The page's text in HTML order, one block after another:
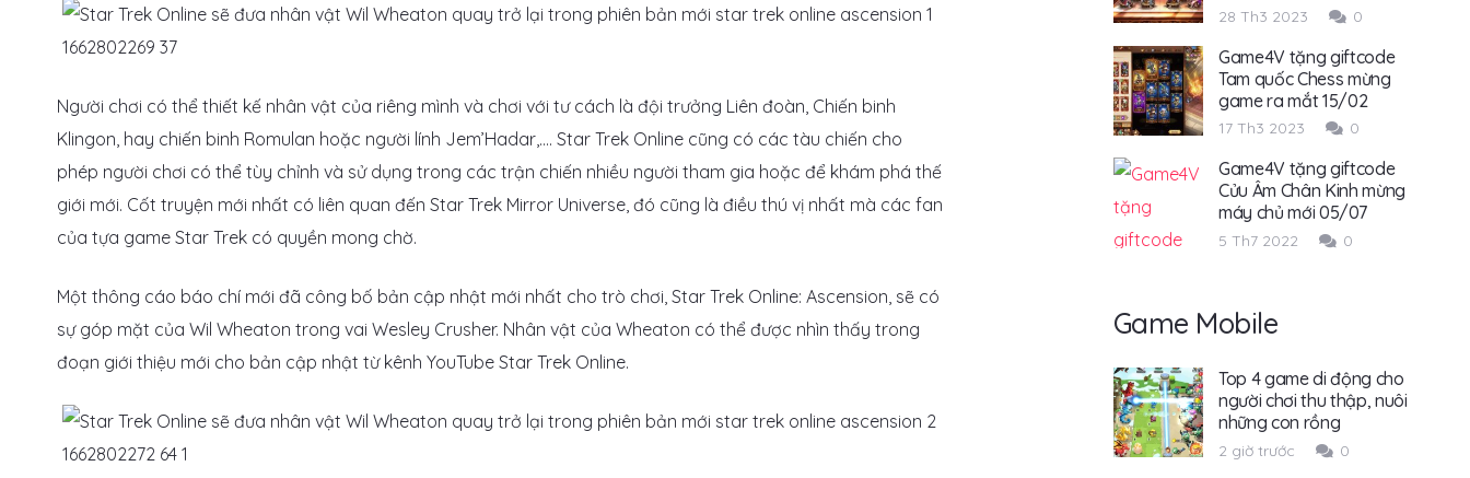
Người chơi có thể thiết kế nhân vật của riêng mình và chơi với tư cách là đội trưởng Liên đoàn, Chiến binh
Klingon, hay chiến binh Romulan hoặc người lính Jem’Hadar,…. Star Trek Online cũng có các tàu chiến cho
phép người chơi có thể tùy chỉnh và sử dụng trong các trận chiến nhiều người tham gia hoặc để khám phá thế
giới mới. Cốt truyện mới nhất có liên quan đến Star Trek Mirror Universe, đó cũng là điều thú vị nhất mà các fan
của tựa game Star Trek có quyền mong chờ.
Một thông cáo báo chí mới đã công bố bản cập nhật mới nhất cho trò chơi, Star Trek Online: Ascension, sẽ có
sự góp mặt của Wil Wheaton trong vai Wesley Crusher. Nhân vật của Wheaton có thể được nhìn thấy trong
đoạn giới thiệu mới cho bản cập nhật từ kênh YouTube Star Trek Online.
28 Th3 2023 0
Game4V tặng giftcode
Tam quốc Chess mừng
game ra mắt 15/02
17 Th3 2023 0
Game4V tặng giftcode
Cửu Âm Chân Kinh mừng
máy chủ mới 05/07
5 Th7 2022 0
Game Mobile
Top 4 game di động cho
người chơi thu thập, nuôi
những con rồng
2 giờ trước 0